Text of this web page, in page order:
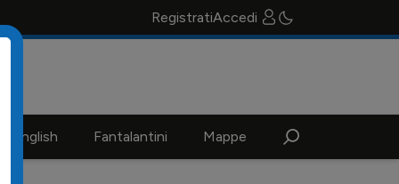
RegistratiAccedi
english Fantalantini Mappe